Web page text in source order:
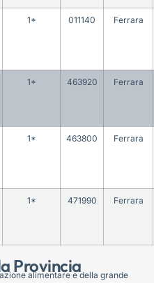
Provincia
1* 011140 Ferrara
1* 463920 Ferrara
1* 463800 Ferrara
1* 471990 Ferrara
alimentare e della grande